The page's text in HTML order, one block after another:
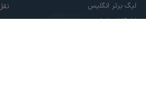
لیگ برتر انگلیس
لالیگا اسپانیا